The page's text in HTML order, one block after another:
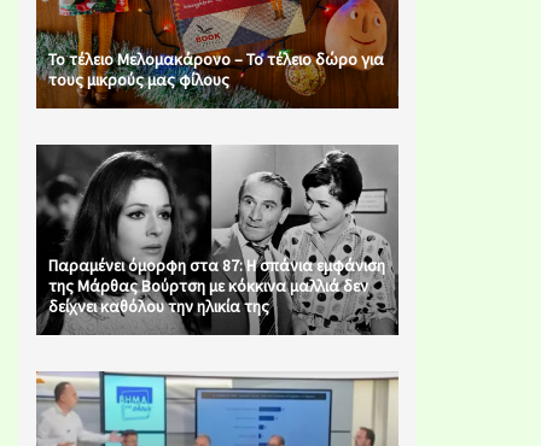
Το τέλειο Μελομακάρονο – Το τέλειο δώρο για
τους μικρούς μας φίλους
Παραμένει όμορφη στα 87: Η σπάνια εμφάνιση
της Μάρθας Βούρτση με κόκκινα μαλλιά δεν
δείχνει καθόλου την ηλικία της